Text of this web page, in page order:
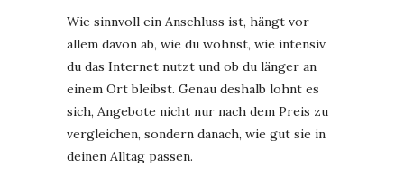
Wie sinnvoll ein Anschluss ist, hängt vor
allem davon ab, wie du wohnst, wie intensiv
du das Internet nutzt und ob du länger an
einem Ort bleibst. Genau deshalb lohnt es
sich, Angebote nicht nur nach dem Preis zu
vergleichen, sondern danach, wie gut sie in
deinen Alltag passen.